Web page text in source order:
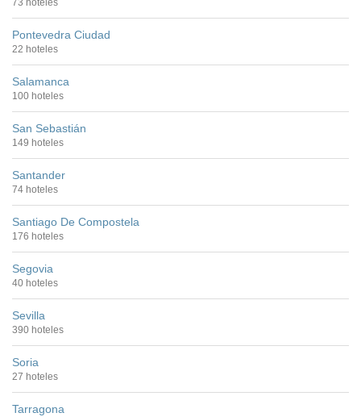
73 hoteles
Pontevedra Ciudad
22 hoteles
Salamanca
100 hoteles
San Sebastián
149 hoteles
Santander
74 hoteles
Santiago De Compostela
176 hoteles
Segovia
40 hoteles
Sevilla
390 hoteles
Soria
27 hoteles
Tarragona